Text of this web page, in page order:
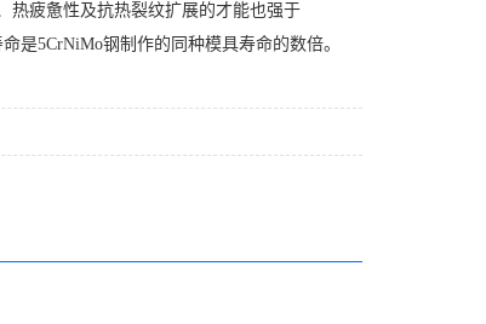
热疲惫性及抗热裂纹扩展的才能也强于
是5CrNiMo钢制作的同种模具寿命的数倍。